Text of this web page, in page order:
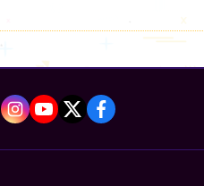
facebook
twitter